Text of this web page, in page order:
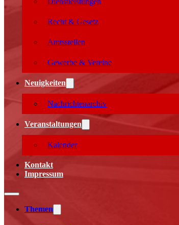
Recht & Gesetz
Amtsstellen
Gewerbe & Vereine
Neuigkeiten
Nachrichtenarchiv
Veranstaltungen
Kalender
Kontakt
Impressum
Themen